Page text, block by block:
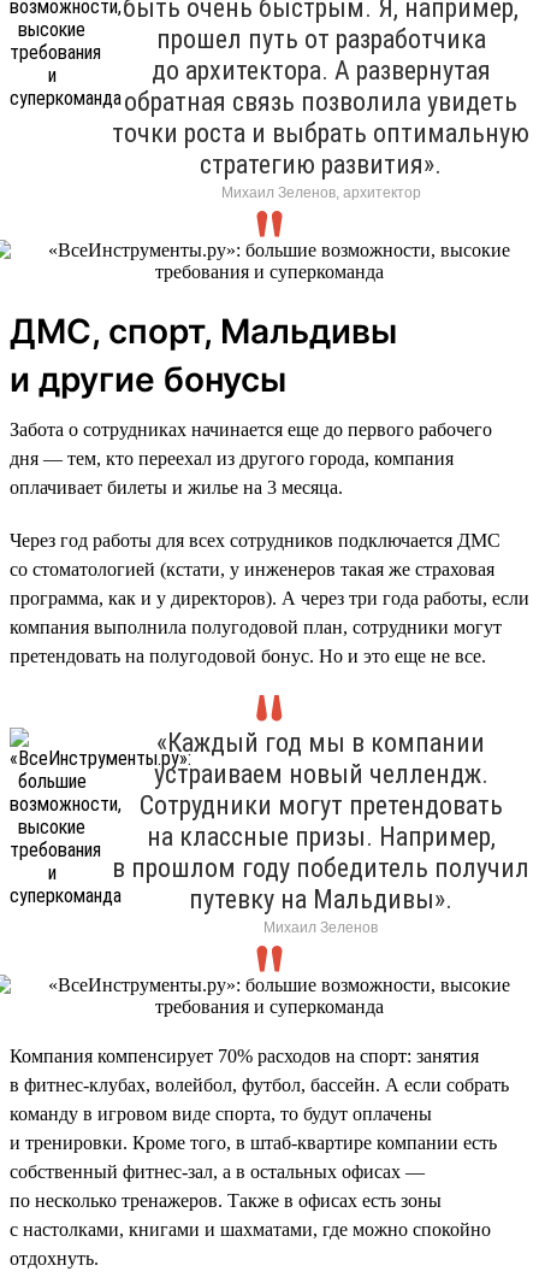
быть очень быстрым. Я, например,
прошел путь от разработчика
до архитектора. А развернутая
обратная связь позволила увидеть
точки роста и выбрать оптимальную
стратегию развития».
Михаил Зеленов, архитектор
ДМС, спорт, Мальдивы
и другие бонусы
Забота о сотрудниках начинается еще до первого рабочего
дня — тем, кто переехал из другого города, компания
оплачивает билеты и жилье на 3 месяца.
Через год работы для всех сотрудников подключается ДМС
со стоматологией (кстати, у инженеров такая же страховая
программа, как и у директоров). А через три года работы, если
компания выполнила полугодовой план, сотрудники могут
претендовать на полугодовой бонус. Но и это еще не все.
«Каждый год мы в компании
устраиваем новый челлендж.
Сотрудники могут претендовать
на классные призы. Например,
в прошлом году победитель получил
путевку на Мальдивы».
Михаил Зеленов
Компания компенсирует 70% расходов на спорт: занятия
в фитнес-клубах, волейбол, футбол, бассейн. А если собрать
команду в игровом виде спорта, то будут оплачены
и тренировки. Кроме того, в штаб-квартире компании есть
собственный фитнес-зал, а в остальных офисах —
по несколько тренажеров. Также в офисах есть зоны
с настолками, книгами и шахматами, где можно спокойно
отдохнуть.